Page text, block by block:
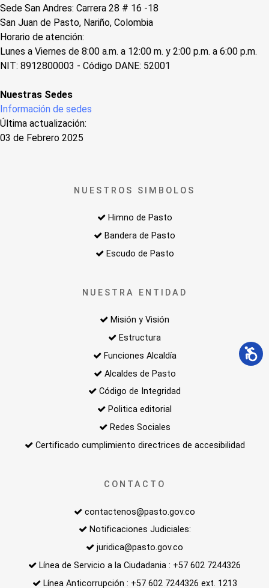
Sede San Andres: Carrera 28 # 16 -18
San Juan de Pasto, Nariño, Colombia
Horario de atención:
Lunes a Viernes de 8:00 a.m. a 12:00 m. y 2:00 p.m. a 6:00 p.m.
NIT: 8912800003 - Código DANE: 52001
Nuestras Sedes
Información de sedes
Última actualización:
03 de Febrero 2025
NUESTROS SIMBOLOS
Himno de Pasto
Bandera de Pasto
Escudo de Pasto
NUESTRA ENTIDAD
Misión y Visión
Estructura
Funciones Alcaldía
Alcaldes de Pasto
Código de Integridad
Politica editorial
Redes Sociales
Certificado cumplimiento directrices de accesibilidad
CONTACTO
contactenos@pasto.gov.co
Notificaciones Judiciales:
juridica@pasto.gov.co
Línea de Servicio a la Ciudadania : +57 602 7244326
Línea Anticorrupción : +57 602 7244326 ext. 1213